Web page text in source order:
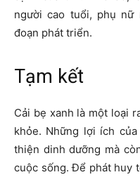
người cao tuổi, phụ
đoạn phát triển.
Tạm kết
Cải bẹ xanh là một loại
khỏe. Những lợi ích
thiện dinh dưỡng mà
cuộc sống. Để phát huy